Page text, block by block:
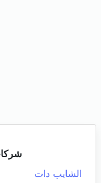
الشايب دات